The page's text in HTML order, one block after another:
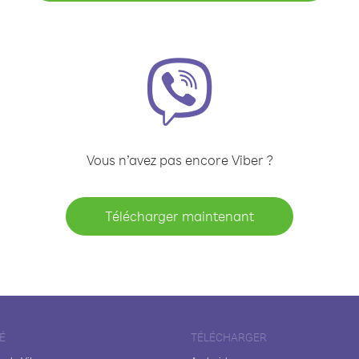
Vous n’avez pas encore Viber ?
Télécharger maintenant
TÉLÉCHARGER